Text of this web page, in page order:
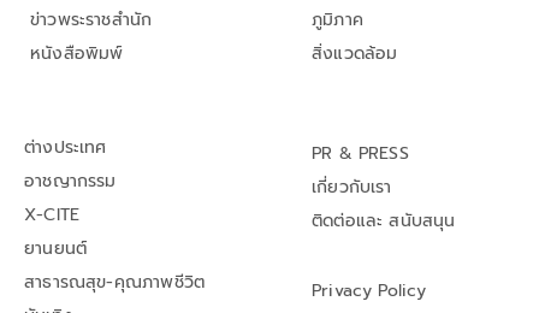
ข่าวพระราชสำนัก
หนังสือพิมพ์
ภูมิภาค
สิ่งแวดล้อม
ต่างประเทศ
อาชญากรรม
X-CITE
ยานยนต์
สาธารณสุข-คุณภาพชีวิต
PR & PRESS
เกี่ยวกับเรา
ติดต่อและ สนับสนุน
Privacy Policy